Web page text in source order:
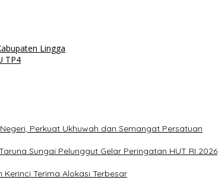
Lingga
TP4
Perkuat Ukhuwah dan Semangat Persatuan
Sungai Pelunggut Gelar Peringatan HUT RI 2026
Kerinci Terima Alokasi Terbesar